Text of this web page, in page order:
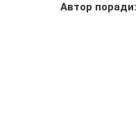
Автор